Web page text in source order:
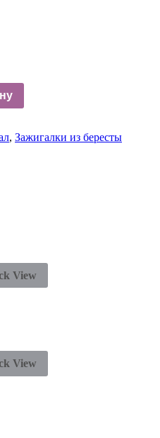
, Зажигалки из бересты
View
View